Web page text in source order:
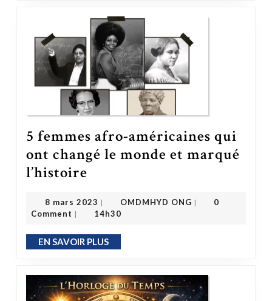
5 femmes afro-américaines qui
ont changé le monde et marqué
l’histoire
8 mars 2023 | OMDMHYD ONG |
0
Comment | 14h30
EN SAVOIR PLUSEN SAVOIR PLUS